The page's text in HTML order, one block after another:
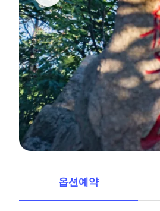
옵션예약